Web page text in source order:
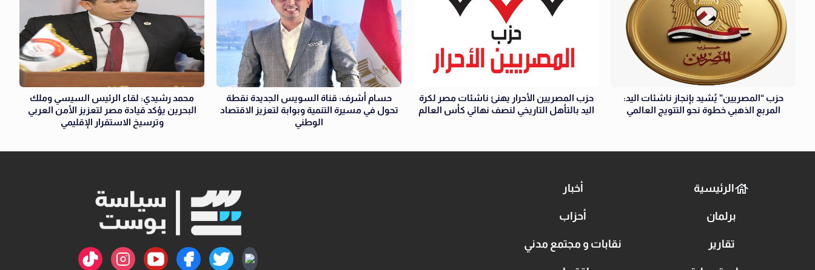
حزب “المصريين” يُشيد بإنجاز ناشئات اليد:
المربع الذهبي خطوة نحو التتويج العالمي
حزب المصريين الأحرار يهنئ ناشئات مصر لكرة
اليد بالتأهل التاريخي لنصف نهائي كأس العالم
حسام أشرف: قناة السويس الجديدة نقطة
تحول في مسيرة التنمية وبوابة لتعزيز الاقتصاد
الوطني
محمد رشيدي: لقاء الرئيس السيسي وملك
البحرين يؤكد قيادة مصر لتعزيز الأمن العربي
وترسيخ الاستقرار الإقليمي
الرئيسية أخبار
برلمان أحزاب
تقارير نقابات و مجتمع مدني